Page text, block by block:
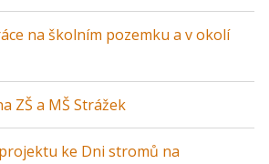
na školním pozemku a v okolí
ZŠ a MŠ Strážek
ke Dni stromů na